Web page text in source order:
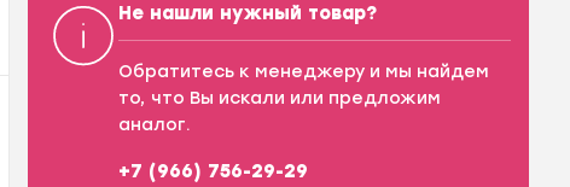
Не нашли нужный товар?
Обратитесь к менеджеру и мы найдем
то, что Вы искали или предложим
аналог.
+7 (966) 756-29-29